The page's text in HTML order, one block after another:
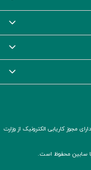
مجوز کاریابی الکترونیک از وزارت
سابین محفوظ است.